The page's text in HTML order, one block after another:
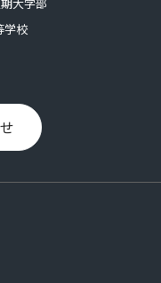
学校